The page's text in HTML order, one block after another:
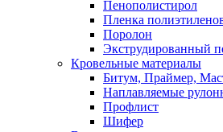
Пенополистирол
Пленка
Поролон
Экструдированный
Кровельные материалы
Битум, Праймер,
Наплавляемые
Профлист
Шифер